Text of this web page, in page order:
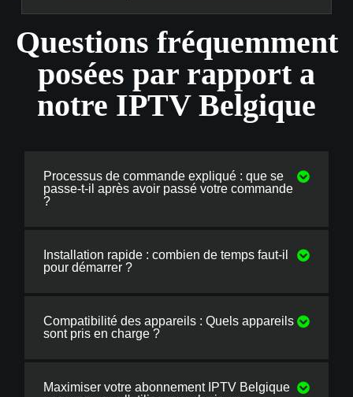
Questions fréquemment
posées par rapport a
notre IPTV Belgique
Processus de commande expliqué : que se
passe-t-il après avoir passé votre commande
?
Installation rapide : combien de temps faut-il
pour démarrer ?
Compatibilité des appareils : Quels appareils
sont pris en charge ?
Maximiser votre abonnement IPTV Belgique